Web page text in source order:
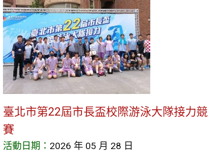
臺北市第22屆市長盃校際游泳大隊接力競
賽
活動日期： 2026 年 05 月 28 日